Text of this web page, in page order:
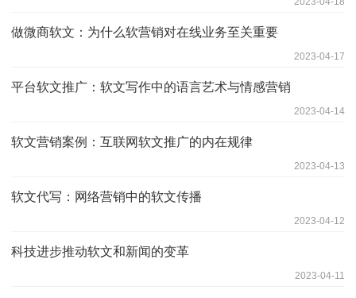
做微商软文：为什么软营销对在线业务至关重要
2023-04-17
平台软文推广：软文写作中的语言艺术与情感营销
2023-04-14
软文营销案例：互联网软文推广的内在规律
2023-04-13
软文代写：网络营销中的软文传播
2023-04-12
科技进步推动软文和新闻的变革
2023-04-11